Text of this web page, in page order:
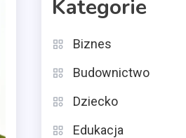
Kategorie
Biznes
Budownictwo
Dziecko
Edukacja